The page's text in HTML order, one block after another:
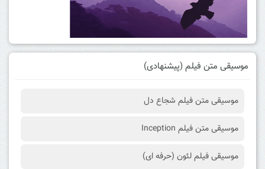
موسیقی متن فیلم (پیشنهادی)
موسیقی متن فیلم شجاع دل
موسیقی متن فیلم Inception
موسیقی فیلم لئون (حرفه ای)